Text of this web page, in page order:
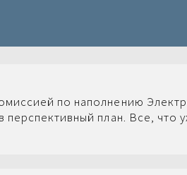
по наполнению
перспективный план. Все,